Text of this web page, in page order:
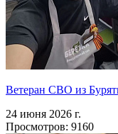
Ветеран СВО из
24 июня 2026 г.
Просмотров: 9160